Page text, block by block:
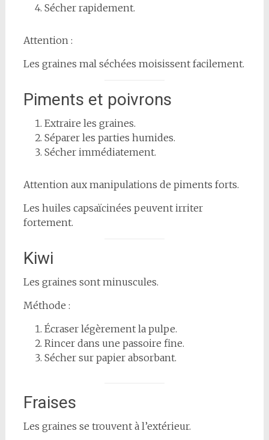
Sécher rapidement.
Attention :
Les graines mal séchées moisissent facilement.
Piments et poivrons
Extraire les graines.
Séparer les parties humides.
Sécher immédiatement.
Attention aux manipulations de piments forts.
Les huiles capsaïcinées peuvent irriter
fortement.
Kiwi
Les graines sont minuscules.
Méthode :
Écraser légèrement la pulpe.
Rincer dans une passoire fine.
Sécher sur papier absorbant.
Fraises
Les graines se trouvent à l’extérieur.